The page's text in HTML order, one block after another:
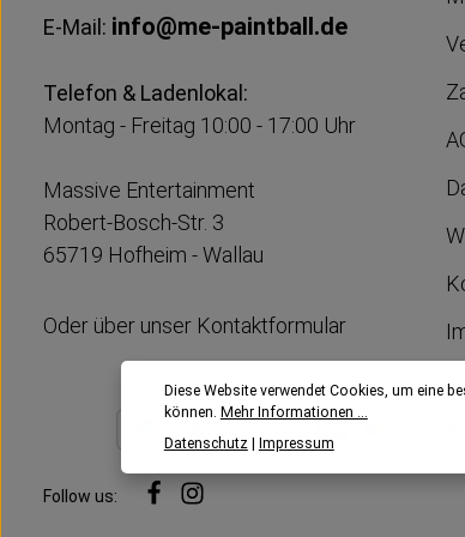
E-Mail: info@me-paintball.de
Telefon & Ladenlokal:
Montag - Freitag 10:00 - 17:00 Uhr
Massive Entertainment
Robert-Bosch-Str. 3
65719 Hofheim - Wallau
Oder über unser Kontaktformular
Follow us:
Diese Website verwendet Cookies, um eine
können. Mehr Informationen ...
Datenschutz| Impressum